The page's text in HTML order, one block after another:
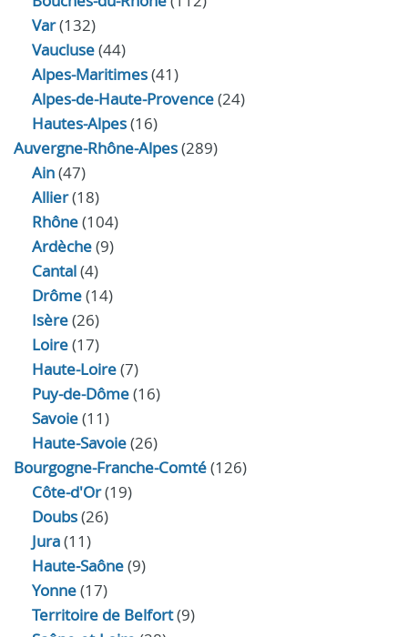
Var(132)
Vaucluse(44)
Alpes-Maritimes(41)
Alpes-de-Haute-Provence(24)
Hautes-Alpes(16)
Auvergne-Rhône-Alpes(289)
Ain(47)
Allier(18)
Rhône(104)
Ardèche(9)
Cantal(4)
Drôme(14)
Isère(26)
Loire(17)
Haute-Loire(7)
Puy-de-Dôme(16)
Savoie(11)
Haute-Savoie(26)
Bourgogne-Franche-Comté(126)
Côte-d'Or(19)
Doubs(26)
Jura(11)
Haute‑Saône(9)
Yonne(17)
Territoire de Belfort(9)